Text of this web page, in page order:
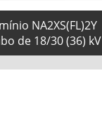
NA2XS(FL)2Y
de 18/30 (36) kV